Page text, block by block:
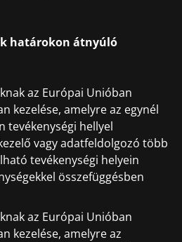
határokon átnyúló
az Európai Unióban
kezelése, amelyre az egynél
tevékenységi hellyel
vagy adatfeldolgozó több
tevékenységi helyein
összefüggésben
az Európai Unióban
kezelése, amelyre az